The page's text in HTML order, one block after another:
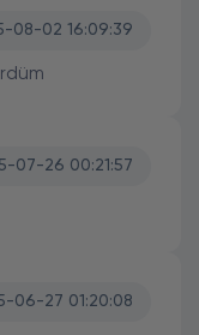
08-02 16:09:39
07-26 00:21:57
06-27 01:20:08